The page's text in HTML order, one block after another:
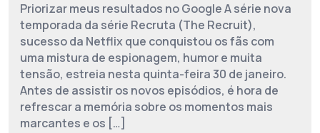
Priorizar meus resultados no Google A série nova
temporada da série Recruta (The Recruit),
sucesso da Netflix que conquistou os fãs com
uma mistura de espionagem, humor e muita
tensão, estreia nesta quinta-feira 30 de janeiro.
Antes de assistir os novos episódios, é hora de
refrescar a memória sobre os momentos mais
marcantes e os […]